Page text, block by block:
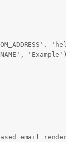
'Example'),
email